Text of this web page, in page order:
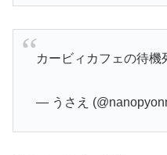
カービィカフェの待機
— うさえ